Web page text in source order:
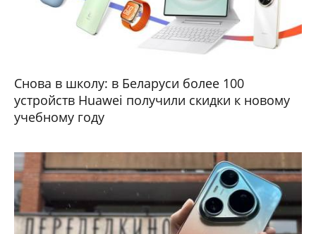
Снова в школу: в Беларуси более 100
устройств Huawei получили скидки к новому
учебному году